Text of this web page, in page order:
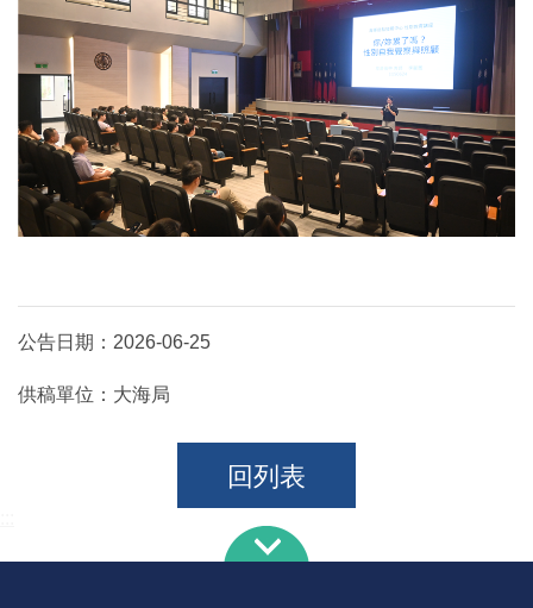
公告日期： 2026-06-25
供稿單位： 大海局
回列表